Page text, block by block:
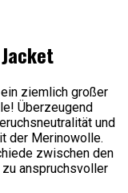
ziemlich großer
Überzeugend
und
der Merinowolle.
zwischen den
anspruchsvoller